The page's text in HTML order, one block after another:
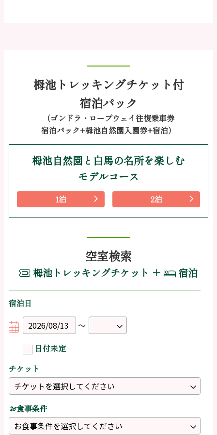
栂池トレッキングチケット付
宿泊パック
（ゴンドラ・ロープウェイ往復乗車券
宿泊パック+栂池自然園入園券+宿泊）
栂池自然園と白馬の名所を楽しむ
モデルコース
1泊 2泊
空室検索
栂池トレッキングチケット ＋ 宿泊
宿泊日
～
日付未定
チケット
お食事条件